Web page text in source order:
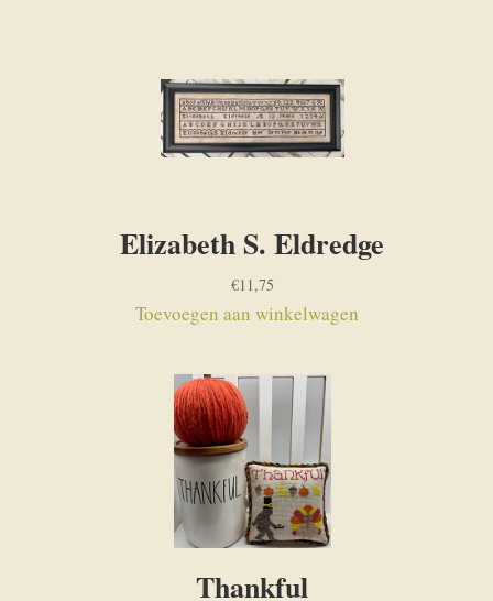
Elizabeth S. Eldredge
€11,75
Toevoegen aan winkelwagen
Thankful